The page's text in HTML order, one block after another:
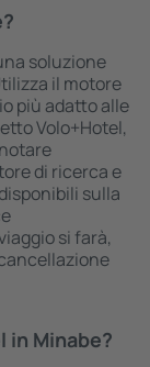
soluzione
il motore
più adatto alle
Volo+Hotel,
di ricerca e
sulla
si farà,
in Minabe?